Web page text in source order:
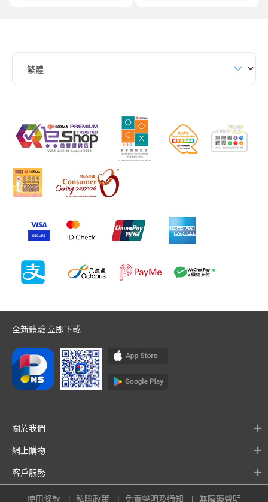
全新體驗 立即下載
關於我們
網上購物
客戶服務
使用條款 私隱政策 免責聲明及通知 無障礙聲明